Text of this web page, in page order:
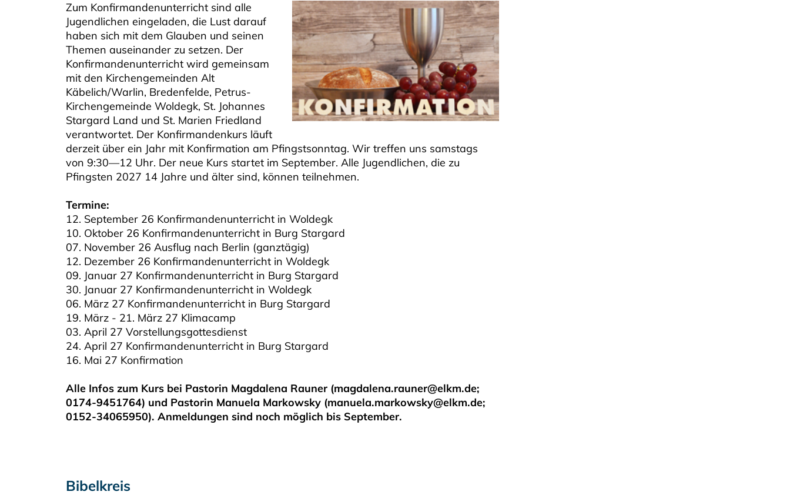
Zum Konfirmandenunterricht sind alle
Jugendlichen eingeladen, die Lust darauf
haben sich mit dem Glauben und seinen
Themen auseinander zu setzen. Der
Konfirmandenunterricht wird gemeinsam
mit den Kirchengemeinden Alt
Käbelich/Warlin, Bredenfelde, Petrus-
Kirchengemeinde Woldegk, St. Johannes
Stargard Land und St. Marien Friedland
verantwortet. Der Konfirmandenkurs läuft
derzeit über ein Jahr mit Konfirmation am Pfingstsonntag. Wir treffen uns samstags
von 9:30—12 Uhr. Der neue Kurs startet im September. Alle Jugendlichen, die zu
Pfingsten 2027 14 Jahre und älter sind, können teilnehmen.
Termine:
12. September 26 Konfirmandenunterricht in Woldegk
10. Oktober 26 Konfirmandenunterricht in Burg Stargard
07. November 26 Ausflug nach Berlin (ganztägig)
12. Dezember 26 Konfirmandenunterricht in Woldegk
09. Januar 27 Konfirmandenunterricht in Burg Stargard
30. Januar 27 Konfirmandenunterricht in Woldegk
06. März 27 Konfirmandenunterricht in Burg Stargard
19. März - 21. März 27 Klimacamp
03. April 27 Vorstellungsgottesdienst
24. April 27 Konfirmandenunterricht in Burg Stargard
16. Mai 27 Konfirmation
Alle Infos zum Kurs bei Pastorin Magdalena Rauner (magdalena.rauner@elkm.de;
0174-9451764) und Pastorin Manuela Markowsky (manuela.markowsky@elkm.de;
0152-34065950). Anmeldungen sind noch möglich bis September.
Bibelkreis